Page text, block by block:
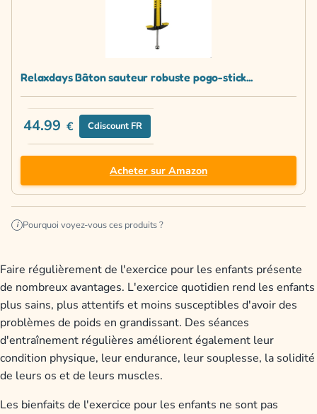
Relaxdays Bâton sauteur robuste pogo-stick...
44.99 € Cdiscount FR
Acheter sur Amazon
i Pourquoi voyez-vous ces produits ?
Faire régulièrement de l'exercice pour les enfants présente
de nombreux avantages. L'exercice quotidien rend les enfants
plus sains, plus attentifs et moins susceptibles d'avoir des
problèmes de poids en grandissant. Des séances
d'entraînement régulières améliorent également leur
condition physique, leur endurance, leur souplesse, la solidité
de leurs os et de leurs muscles.
Les bienfaits de l'exercice pour les enfants ne sont pas